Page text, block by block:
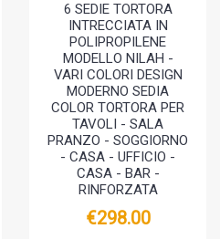
6 SEDIE TORTORA
INTRECCIATA IN
POLIPROPILENE
MODELLO NILAH -
VARI COLORI DESIGN
MODERNO SEDIA
COLOR TORTORA PER
TAVOLI - SALA
PRANZO - SOGGIORNO
- CASA - UFFICIO -
CASA - BAR -
RINFORZATA
€298.00